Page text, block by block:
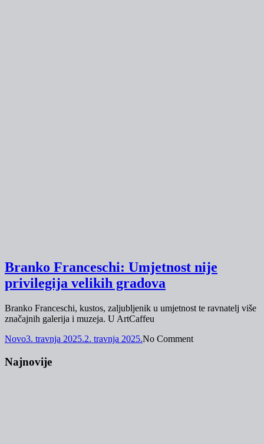
Branko Franceschi: Umjetnost nije
privilegija velikih gradova
Branko Franceschi, kustos, zaljubljenik u umjetnost te ravnatelj više
značajnih galerija i muzeja. U ArtCaffeu
Novo3. travnja 2025.2. travnja 2025.No Comment
Najnovije